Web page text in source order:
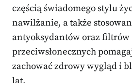
częścią świadomego stylu
nawilżanie, a także
antyoksydantów oraz filtrów
przeciwsłonecznych
zachować zdrowy wygląd i
lat.